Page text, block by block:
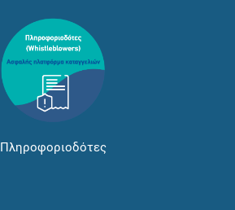
Πληροφοριοδότες